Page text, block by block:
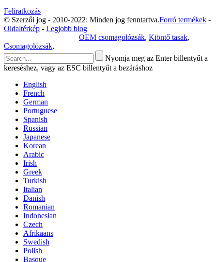
Feliratkozás
© Szerzői jog - 2010-2022: Minden jog fenntartva.Forró termékek -
Oldaltérkép - Legjobb blog
OEM csomagolózsák, Kiöntő tasak,
Csomagolózsák,
Nyomja meg az Enter billentyűt a
kereséshez, vagy az ESC billentyűt a bezáráshoz
English
French
German
Portuguese
Spanish
Russian
Japanese
Korean
Arabic
Irish
Greek
Turkish
Italian
Danish
Romanian
Indonesian
Czech
Afrikaans
Swedish
Polish
Basque